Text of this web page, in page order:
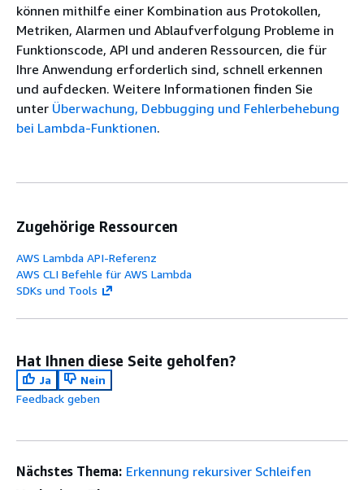
können mithilfe einer Kombination aus Protokollen,
Metriken, Alarmen und Ablaufverfolgung Probleme in
Funktionscode, API und anderen Ressourcen, die für
Ihre Anwendung erforderlich sind, schnell erkennen
und aufdecken. Weitere Informationen finden Sie
unter Überwachung, Debbugging und Fehlerbehebung
bei Lambda-Funktionen.
Zugehörige Ressourcen
AWS Lambda API-Referenz
AWS CLI Befehle für AWS Lambda
SDKs und Tools
Hat Ihnen diese Seite geholfen?
Ja
Nein
Feedback geben
Nächstes Thema: Erkennung rekursiver Schleifen